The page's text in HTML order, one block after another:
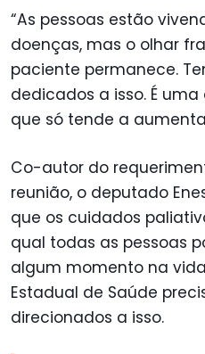
“As pessoas estão
doenças, mas o olhar
paciente permanece.
dedicados a isso. É
que só tende a
Co-autor do
reunião, o deputado
que os cuidados
qual todas as pessoas
algum momento na
Estadual de Saúde
direcionados a isso.